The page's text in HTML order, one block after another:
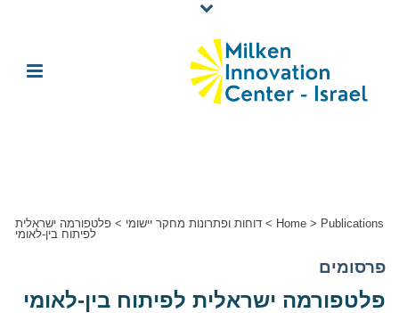
Home > Publications
> דוחות ופתרונות מחקר יישומי > פלטפורמה ישראלית
לפיתוח בין-לאומי
פרסומים
פלטפורמה ישראלית לפיתוח בין-לאומי